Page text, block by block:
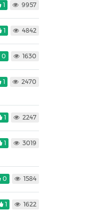
1 9957
1 4842
0 1630
1 2470
1 2247
1 3019
0 1584
1 1622